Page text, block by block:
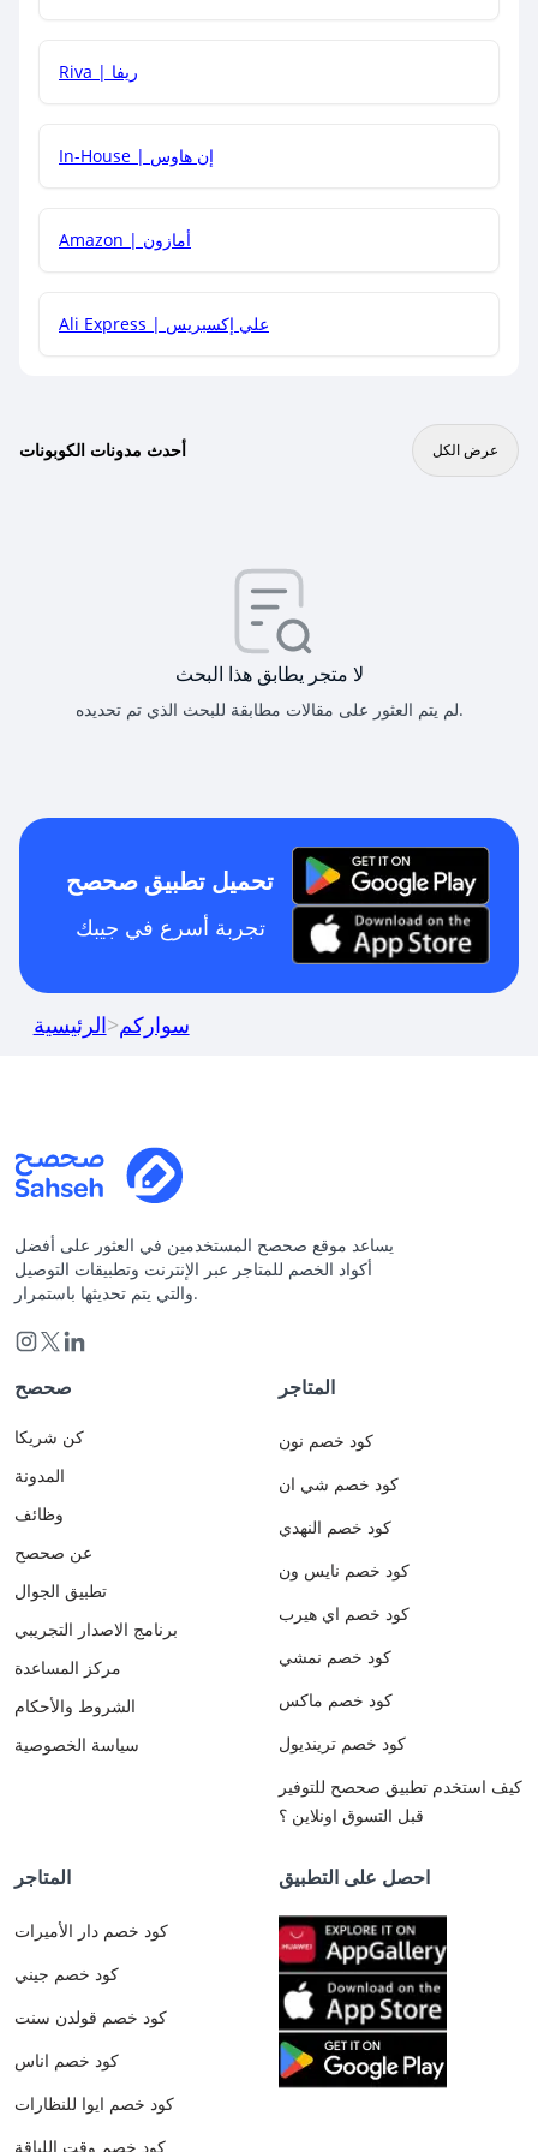
هل يمكنني جمع كود خصم مع العروض الأخرى؟
Riva | ريفا
In-House | إن هاوس
Amazon | أمازون
Ali Express | علي إكسبريس
أحدث مدونات الكوبونات عرض الكل
لا متجر يطابق هذا البحث
لم يتم العثور على مقالات مطابقة للبحث الذي تم تحديده.
تحميل تطبيق صحصح
تجربة أسرع في جيبك
الرئيسية>سواركم
يساعد موقع صحصح المستخدمين في العثور على أفضل
أكواد الخصم للمتاجر عبر الإنترنت وتطبيقات التوصيل
والتي يتم تحديثها باستمرار.
صحصح
كن شريكا
المدونة
وظائف
عن صحصح
تطبيق الجوال
برنامج الاصدار التجريبي
مركز المساعدة
الشروط والأحكام
سياسة الخصوصية
المتاجر
كود خصم نون
كود خصم شي ان
كود خصم النهدي
كود خصم نايس ون
كود خصم اي هيرب
كود خصم نمشي
كود خصم ماكس
كود خصم ترينديول
كيف استخدم تطبيق صحصح للتوفير
قبل التسوق اونلاين ؟
المتاجر
كود خصم دار الأميرات
كود خصم جيني
كود خصم قولدن سنت
كود خصم اناس
كود خصم ايوا للنظارات
كود خصم وقت اللياقة
احصل على التطبيق